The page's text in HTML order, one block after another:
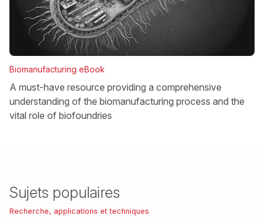
Biomanufacturing eBook
A must-have resource providing a comprehensive
understanding of the biomanufacturing process and the
vital role of biofoundries
Sujets populaires
Recherche, applications et techniques